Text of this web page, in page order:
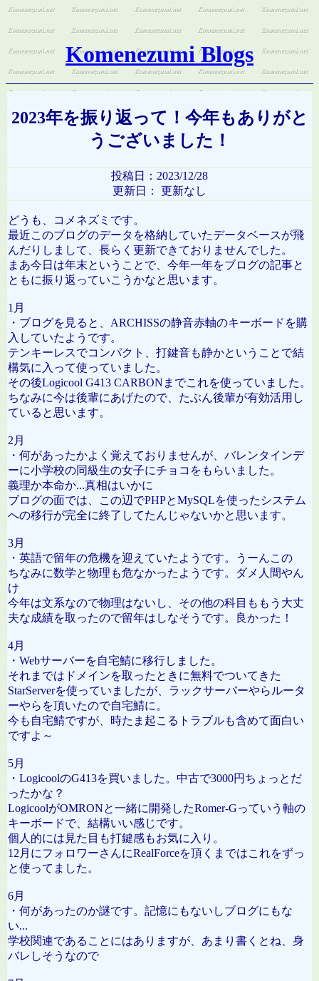
Komenezumi Blogs
2023年を振り返って！今年もありがと
うございました！
投稿日：2023/12/28
更新日： 更新なし
どうも、コメネズミです。
最近このブログのデータを格納していたデータベースが飛
んだりしまして、長らく更新できておりませんでした。
まあ今日は年末ということで、今年一年をブログの記事と
ともに振り返っていこうかなと思います。
1月
・ブログを見ると、ARCHISSの静音赤軸のキーボードを購
入していたようです。
テンキーレスでコンパクト、打鍵音も静かということで結
構気に入って使っていました。
その後Logicool G413 CARBONまでこれを使っていました。
ちなみに今は後輩にあげたので、たぶん後輩が有効活用し
ていると思います。
2月
・何があったかよく覚えておりませんが、バレンタインデ
ーに小学校の同級生の女子にチョコをもらいました。
義理か本命か...真相はいかに
ブログの面では、この辺でPHPとMySQLを使ったシステム
への移行が完全に終了してたんじゃないかと思います。
3月
・英語で留年の危機を迎えていたようです。うーんこの
ちなみに数学と物理も危なかったようです。ダメ人間やん
け
今年は文系なので物理はないし、その他の科目ももう大丈
夫な成績を取ったので留年はしなそうです。良かった！
4月
・Webサーバーを自宅鯖に移行しました。
それまではドメインを取ったときに無料でついてきた
StarServerを使っていましたが、ラックサーバーやらルータ
ーやらを頂いたので自宅鯖に。
今も自宅鯖ですが、時たま起こるトラブルも含めて面白い
ですよ～
5月
・LogicoolのG413を買いました。中古で3000円ちょっとだ
ったかな？
LogicoolがOMRONと一緒に開発したRomer-Gっていう軸の
キーボードで、結構いい感じです。
個人的には見た目も打鍵感もお気に入り。
12月にフォロワーさんにRealForceを頂くまではこれをずっ
と使ってました。
6月
・何があったのか謎です。記憶にもないしブログにもな
い...
学校関連であることにはありますが、あまり書くとね、身
バレしそうなので